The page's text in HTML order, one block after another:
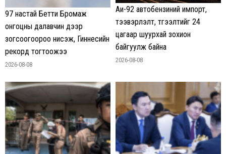
97 настай Бетти Бромаж
онгоцны далавчин дээр
зогсоогоороо нисэж, Гиннесийн
рекорд тогтоожээ
2026-08-08
Аи-92 автобензиний импорт,
тээвэрлэлт, түгээлтийг 24
цагаар шуурхай зохион
байгуулж байна
2026-08-08